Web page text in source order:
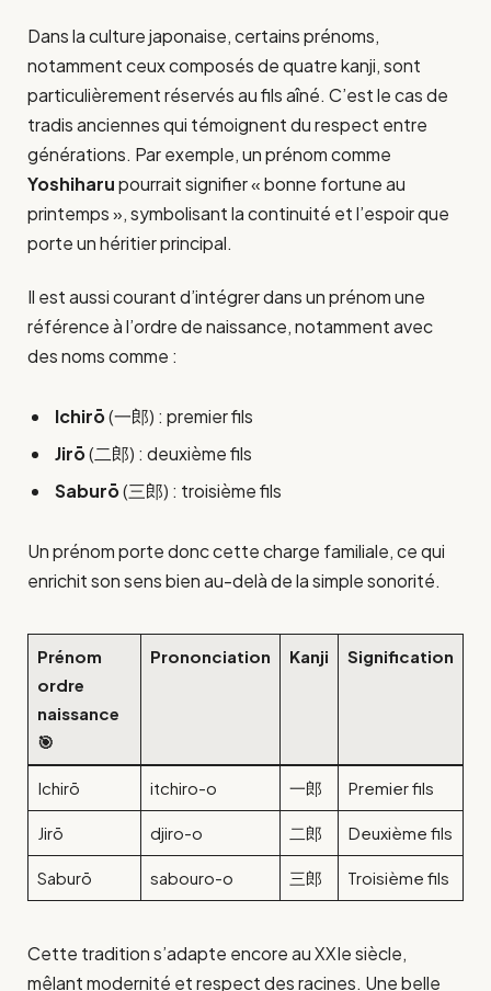
Dans la culture japonaise, certains prénoms,
notamment ceux composés de quatre kanji, sont
particulièrement réservés au fils aîné. C’est le cas de
tradis anciennes qui témoignent du respect entre
générations. Par exemple, un prénom comme
Yoshiharupourrait signifier « bonne fortune au
printemps », symbolisant la continuité et l’espoir que
porte un héritier principal.
Il est aussi courant d’intégrer dans un prénom une
référence à l’ordre de naissance, notamment avec
des noms comme :
Ichirō(一郎) : premier fils
Jirō(二郎) : deuxième fils
Saburō(三郎) : troisième fils
Un prénom porte donc cette charge familiale, ce qui
enrichit son sens bien au-delà de la simple sonorité.
Prénom
ordre
naissance
🎯
Prononciation Kanji Signification
Ichirō itchiro-o 一郎 Premier fils
Jirō djiro-o 二郎 Deuxième fils
Saburō sabouro-o 三郎 Troisième fils
Cette tradition s’adapte encore au XXIe siècle,
mêlant modernité et respect des racines. Une belle